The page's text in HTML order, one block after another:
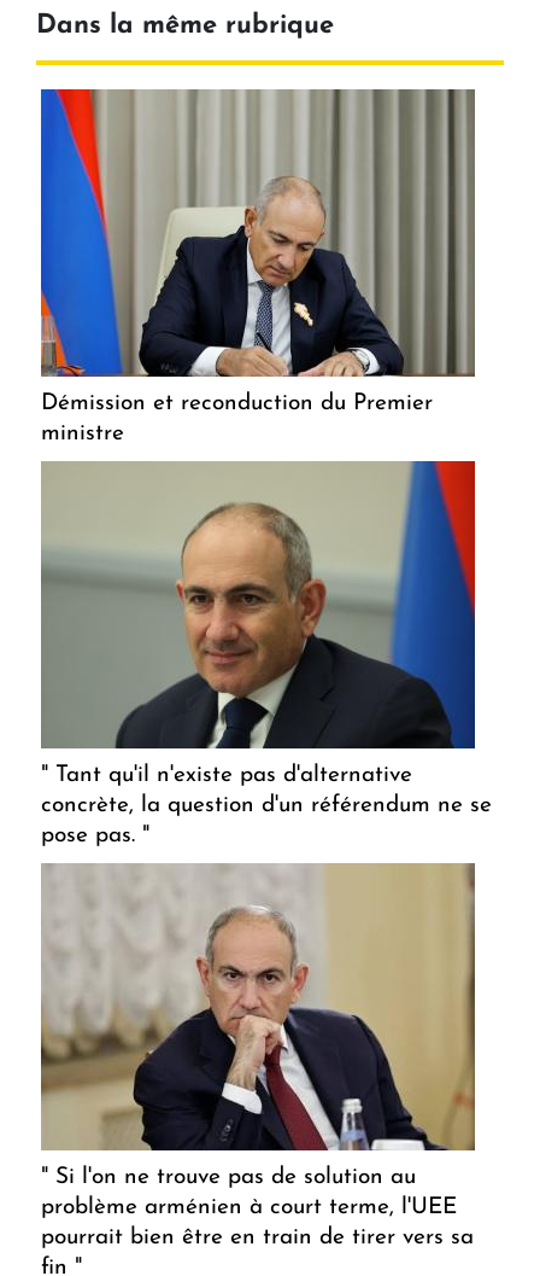
Dans la même rubrique
Démission et reconduction du Premier
ministre
" Tant qu'il n'existe pas d'alternative
concrète, la question d'un référendum ne se
pose pas. "
" Si l'on ne trouve pas de solution au
problème arménien à court terme, l'UEE
pourrait bien être en train de tirer vers sa
fin "